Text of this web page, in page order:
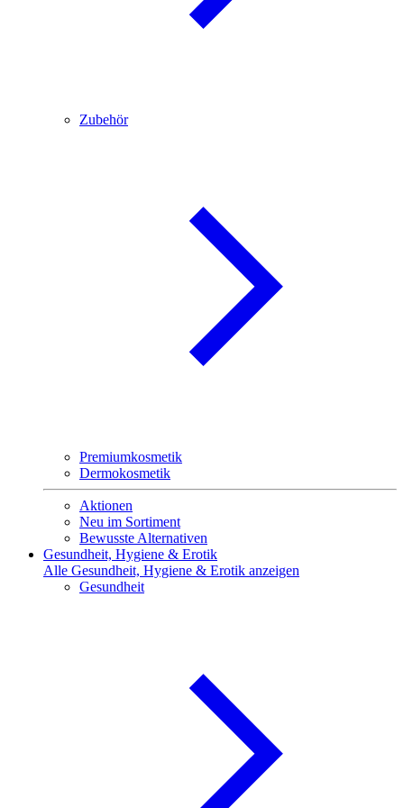
Zubehör
Premiumkosmetik
Dermokosmetik
Aktionen
Neu im Sortiment
Bewusste Alternativen
Gesundheit, Hygiene & Erotik
Alle Gesundheit, Hygiene & Erotik anzeigen
Gesundheit